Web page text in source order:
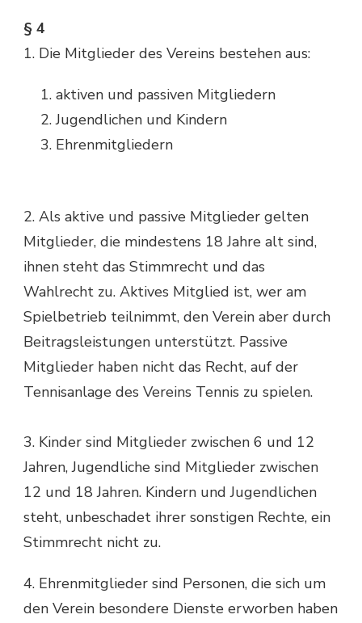
§ 4
1. Die Mitglieder des Vereins bestehen aus:
aktiven und passiven Mitgliedern
Jugendlichen und Kindern
Ehrenmitgliedern
2. Als aktive und passive Mitglieder gelten
Mitglieder, die mindestens 18 Jahre alt sind,
ihnen steht das Stimmrecht und das
Wahlrecht zu. Aktives Mitglied ist, wer am
Spielbetrieb teilnimmt, den Verein aber durch
Beitragsleistungen unterstützt. Passive
Mitglieder haben nicht das Recht, auf der
Tennisanlage des Vereins Tennis zu spielen.
3. Kinder sind Mitglieder zwischen 6 und 12
Jahren, Jugendliche sind Mitglieder zwischen
12 und 18 Jahren. Kindern und Jugendlichen
steht, unbeschadet ihrer sonstigen Rechte, ein
Stimmrecht nicht zu.
4. Ehrenmitglieder sind Personen, die sich um
den Verein besondere Dienste erworben haben